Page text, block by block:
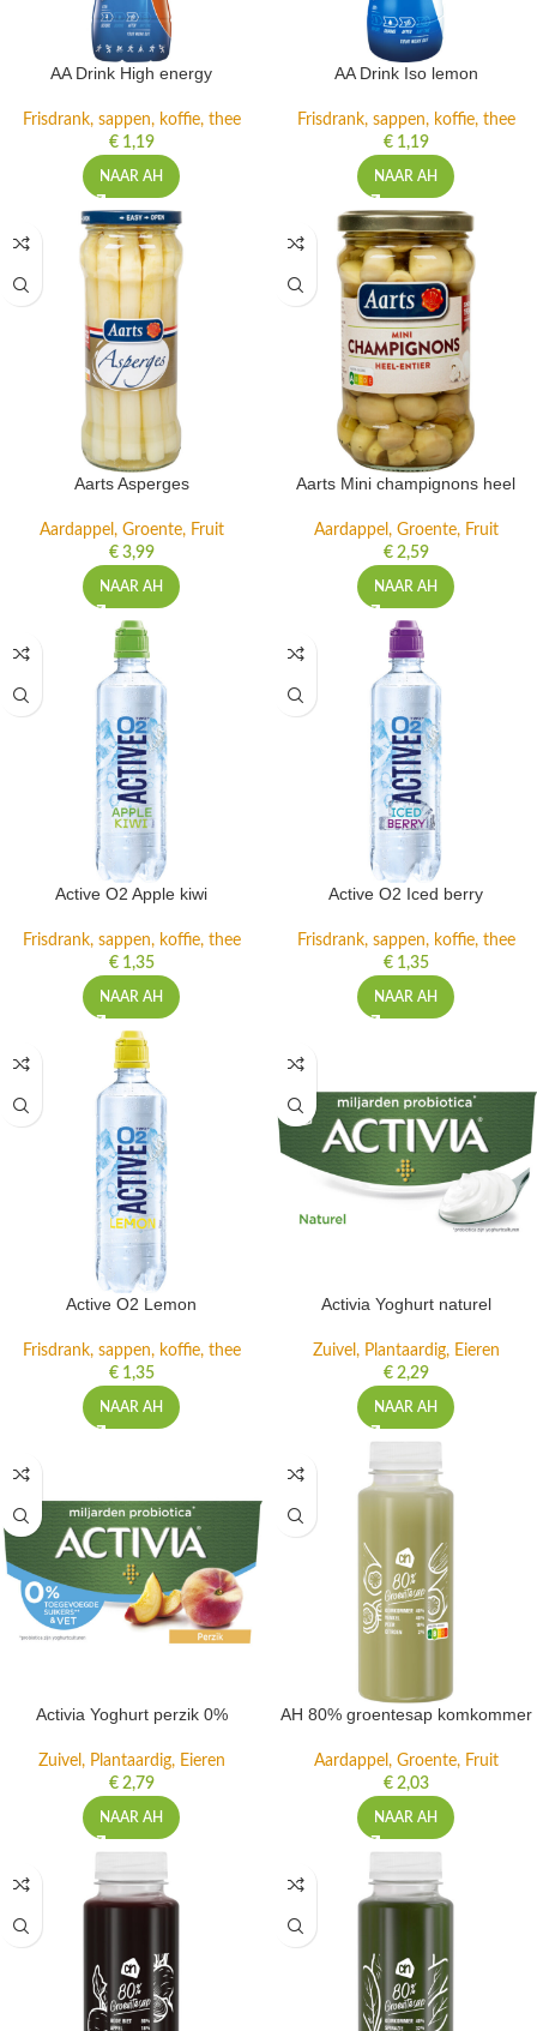
AA Drink High energy
Frisdrank, sappen, koffie, thee
€1,19
NAAR AH
AA Drink Iso lemon
Frisdrank, sappen, koffie, thee
€1,19
NAAR AH
Aarts Asperges
Aardappel, Groente, Fruit
€3,99
NAAR AH
Aarts Mini champignons heel
Aardappel, Groente, Fruit
€2,59
NAAR AH
Active O2 Apple kiwi
Frisdrank, sappen, koffie, thee
€1,35
NAAR AH
Active O2 Iced berry
Frisdrank, sappen, koffie, thee
€1,35
NAAR AH
Active O2 Lemon
Frisdrank, sappen, koffie, thee
€1,35
NAAR AH
Activia Yoghurt naturel
Zuivel, Plantaardig, Eieren
€2,29
NAAR AH
Activia Yoghurt perzik 0%
Zuivel, Plantaardig, Eieren
€2,79
NAAR AH
AH 80% groentesap komkommer
Aardappel, Groente, Fruit
€2,03
NAAR AH